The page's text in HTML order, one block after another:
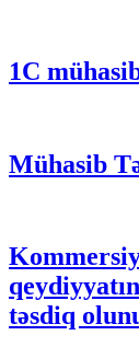
1C
Mühasib
təsdiq